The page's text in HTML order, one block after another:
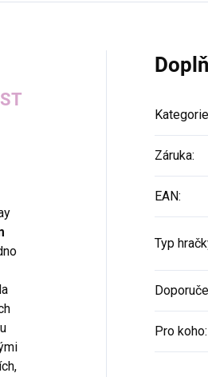
Kategorie
Záruka:
EAN:
Typ
Pro koho: